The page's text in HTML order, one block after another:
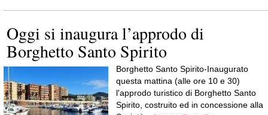
Oggi si inaugura l’approdo di
Borghetto Santo Spirito
Borghetto Santo Spirito-Inaugurato
questa mattina (alle ore 10 e 30)
l'approdo turistico di Borghetto Santo
Spirito, costruito ed in concessione alla